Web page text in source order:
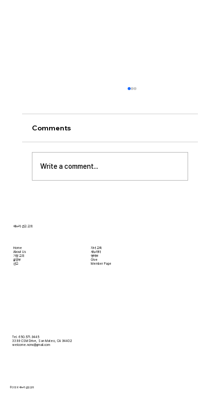
오늘날 성도로서 올바른 신앙생활을 하는 데 걸
림돌이 되는 세 가지가 있습니다. 첫째는 안일주
의입니다. 산업혁명 이후 급속도로 발전한 물질
문명은 우리의 삶을 매우 편리하게 만들어 주었
Comments
Write a comment...
Home
About Us
​가정 교회
​삶공부
​선교
자녀 교육
새누리터
영어부
Give
Member Page
Tel. 650.571.9445
3399 CSM Drive, San Mateo, CA 94402
welcome.ncmc@gmail.com
© 2026 새누리 선교 교회
새누리 선교 교회